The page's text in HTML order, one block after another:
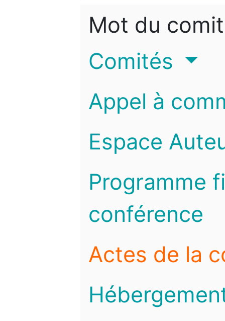
Mot du
Comités
Appel à
Espace
Programme
conférence
Actes de la